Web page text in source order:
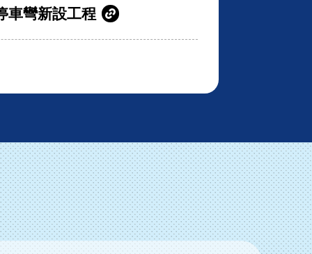
車彎新設工程